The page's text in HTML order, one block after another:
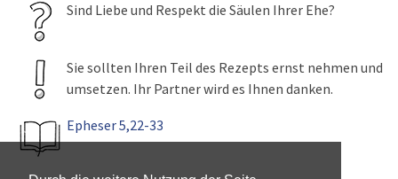
Sind Liebe und Respekt die Säulen Ihrer Ehe?
Sie sollten Ihren Teil des Rezepts ernst nehmen und
umsetzen. Ihr Partner wird es Ihnen danken.
Epheser 5,22-33